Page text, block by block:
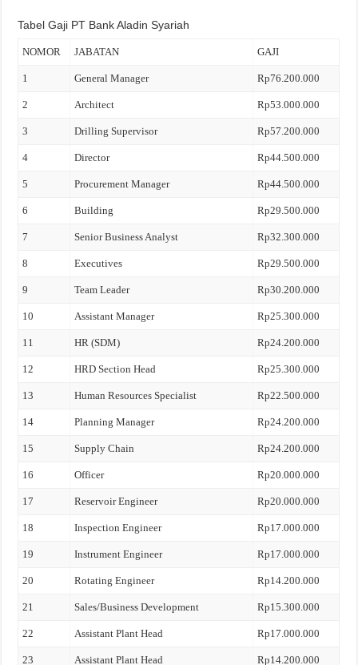
Tabel Gaji PT Bank Aladin Syariah
NOMOR JABATAN GAJI
1 General Manager Rp76.200.000
2 Architect Rp53.000.000
3 Drilling Supervisor Rp57.200.000
4 Director Rp44.500.000
5 Procurement Manager Rp44.500.000
6 Building Rp29.500.000
7 Senior Business Analyst Rp32.300.000
8 Executives Rp29.500.000
9 Team Leader Rp30.200.000
10 Assistant Manager Rp25.300.000
11 HR (SDM) Rp24.200.000
12 HRD Section Head Rp25.300.000
13 Human Resources Specialist Rp22.500.000
14 Planning Manager Rp24.200.000
15 Supply Chain Rp24.200.000
16 Officer Rp20.000.000
17 Reservoir Engineer Rp20.000.000
18 Inspection Engineer Rp17.000.000
19 Instrument Engineer Rp17.000.000
20 Rotating Engineer Rp14.200.000
21 Sales/Business Development Rp15.300.000
22 Assistant Plant Head Rp17.000.000
23 Assistant Plant Head Rp14.200.000